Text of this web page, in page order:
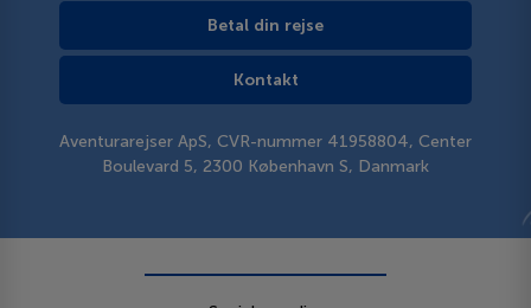
Betal din rejse
Kontakt
Aventurarejser ApS, CVR-nummer 41958804, Center
Boulevard 5, 2300 København S, Danmark